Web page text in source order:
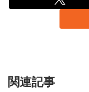
関連記事